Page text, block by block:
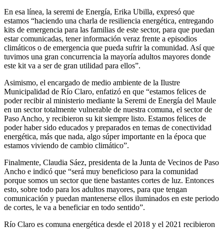
En esa línea, la seremi de Energía, Erika Ubilla, expresó que
estamos “haciendo una charla de resiliencia energética, entregando
kits de emergencia para las familias de este sector, para que puedan
estar comunicadas, tener información veraz frente a episodios
climáticos o de emergencia que pueda sufrir la comunidad. Así que
tuvimos una gran concurrencia la mayoría adultos mayores donde
este kit va a ser de gran utilidad para ellos”.
Asimismo, el encargado de medio ambiente de la Ilustre
Municipalidad de Río Claro, enfatizó en que “estamos felices de
poder recibir al ministerio mediante la Seremi de Energía del Maule
en un sector totalmente vulnerable de nuestra comuna, el sector de
Paso Ancho, y recibieron su kit siempre listo. Estamos felices de
poder haber sido educados y preparados en temas de conectividad
energética, más que nada, algo súper importante en la época que
estamos viviendo de cambio climático”.
Finalmente, Claudia Sáez, presidenta de la Junta de Vecinos de Paso
Ancho e indicó que “será muy beneficioso para la comunidad
porque somos un sector que tiene bastantes cortes de luz. Entonces
esto, sobre todo para los adultos mayores, para que tengan
comunicación y puedan mantenerse ellos iluminados en este periodo
de cortes, le va a beneficiar en todo sentido”.
Río Claro es comuna energética desde el 2018 y el 2021 recibieron